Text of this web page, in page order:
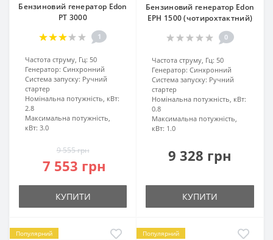
Бензиновий генератор Edon
PT 3000
1
Частота струму, Гц: 50
Генератор: Синхронний
Система запуску: Ручний
стартер
Номінальна потужність, кВт:
2.8
Максимальна потужність,
кВт: 3.0
9 555 грн
7 553 грн
КУПИТИ
Бензиновий генератор Edon
EPH 1500 (чотирохтактний)
0
Частота струму, Гц: 50
Генератор: Синхронний
Система запуску: Ручний
стартер
Номінальна потужність, кВт:
0.8
Максимальна потужність,
кВт: 1.0
9 328 грн
КУПИТИ
Популярний
Популярний